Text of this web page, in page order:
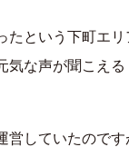
という下町エ
気な声が聞こえ
営していたので